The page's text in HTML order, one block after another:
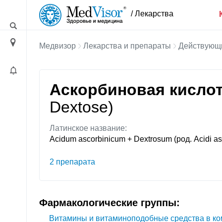
/ Лекарства
Медвизор Лекарства и препараты
Аскорбиновая
Dextose)
Латинское название:
Acidum ascorbinicum + Dextrosum (род. Acidi
2 препарата
Фармакологические группы:
Витамины и витаминоподобные средства в